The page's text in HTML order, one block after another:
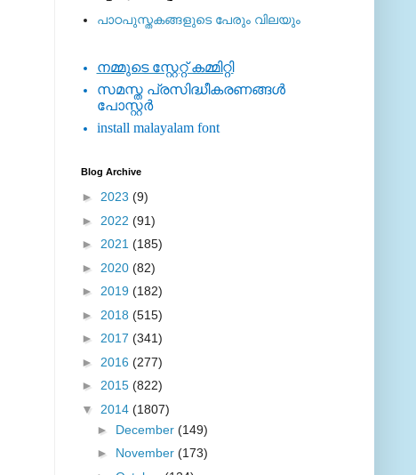
പാഠപുസ്തകങ്ങളുടെ പേരും വിലയും
നമ്മുടെ സ്റ്റേറ്റ് കമ്മിറ്റി
സമസ്ത പ്രസിദ്ധീകരണങ്ങള്‍
പോസ്റ്റര്‍
install malayalam font
Blog Archive
► 2023 (9)
► 2022 (91)
► 2021 (185)
► 2020 (82)
► 2019 (182)
► 2018 (515)
► 2017 (341)
► 2016 (277)
► 2015 (822)
▼ 2014 (1807)
► December (149)
► November (173)